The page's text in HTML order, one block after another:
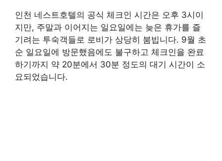
인천 네스트호텔의 공식 체크인 시간은 오후 3시이
지만, 주말과 이어지는 일요일에는 늦은 휴가를 즐
기려는 투숙객들로 로비가 상당히 붐빕니다. 9월 초
순 일요일에 방문했음에도 불구하고 체크인을 완료
하기까지 약 20분에서 30분 정도의 대기 시간이 소
요되었습니다.